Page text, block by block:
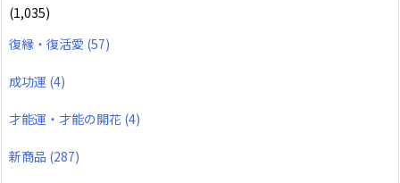
(1,035)
復縁・復活愛 (57)
成功運 (4)
才能運・才能の開花 (4)
新商品 (287)